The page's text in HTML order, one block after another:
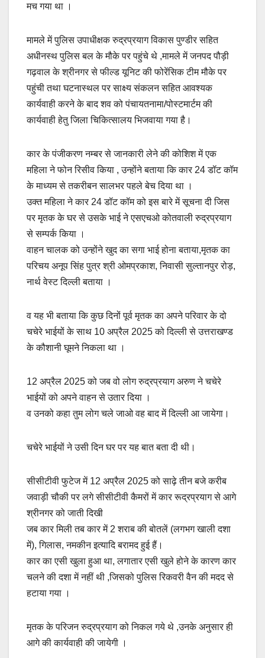
मच गया था ।
मामले में पुलिस उपाधीक्षक रुद्रप्रयाग विकास पुण्डीर सहित
अधीनस्थ पुलिस बल के मौके पर पहुंचे थे ,मामले में जनपद पौड़ी
गढ़वाल के श्रीनगर से फील्ड यूनिट की फोरेंसिक टीम मौके पर
पहुंची तथा घटनास्थल पर साक्ष्य संकलन सहित आवश्यक
कार्यवाही करने के बाद शव को पंचायतनामा/पोस्टमार्टम की
कार्यवाही हेतु जिला चिकित्सालय भिजवाया गया है।
कार के पंजीकरण नम्बर से जानकारी लेने की कोशिश में एक
महिला ने फोन रिसीव किया , उन्होंने बताया कि कार 24 डॉट कॉम
के माध्यम से तकरीबन सालभर पहले बेच दिया था ।
उक्त महिला ने कार 24 डॉट कॉम को इस बारे में सूचना दी जिस
पर मृतक के घर से उसके भाई ने एसएचओ कोतवाली रुद्रप्रयाग
से सम्पर्क किया ।
वाहन चालक को उन्होंने खुद का सगा भाई होना बताया,मृतक का
परिचय अनूप सिंह पुत्र श्री ओमप्रकाश, निवासी सुल्तानपुर रोड़,
नार्थ वेस्ट दिल्ली बताया ।
व यह भी बताया कि कुछ दिनों पूर्व मृतक का अपने परिवार के दो
चचेरे भाईयों के साथ 10 अप्रैल 2025 को दिल्ली से उत्तराखण्ड
के कौशानी घूमने निकला था ।
12 अप्रैल 2025 को जब वो लोग रुद्रप्रयाग अरुण ने चचेरे
भाईयों को अपने वाहन से उतार दिया ।
व उनको कहा तुम लोग चले जाओ वह बाद में दिल्ली आ जायेगा।
चचेरे भाईयों ने उसी दिन घर पर यह बात बता दी थी।
सीसीटीवी फुटेज में 12 अप्रैल 2025 को साढ़े तीन बजे करीब
जवाड़ी चौकी पर लगे सीसीटीवी कैमरों में कार रूद्रप्रयाग से आगे
श्रीनगर को जाती दिखी
जब कार मिली तब कार में 2 शराब की बोतलें (लगभग खाली दशा
में), गिलास, नमकीन इत्यादि बरामद हुई हैं।
कार का एसी खुला हुआ था, लगातार एसी खुले होने के कारण कार
चलने की दशा में नहीं थी ,जिसको पुलिस रिकवरी वैन की मदद से
हटाया गया ।
मृतक के परिजन रुद्रप्रयाग को निकल गये थे ,उनके अनुसार ही
आगे की कार्यवाही की जायेगी ।